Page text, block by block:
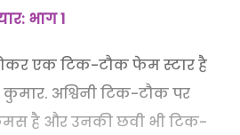
भाग 1
एक टिक-टौक फेम स्टार है
अश्विनी टिक-टौक पर
है और उनकी छवी भी टिक-